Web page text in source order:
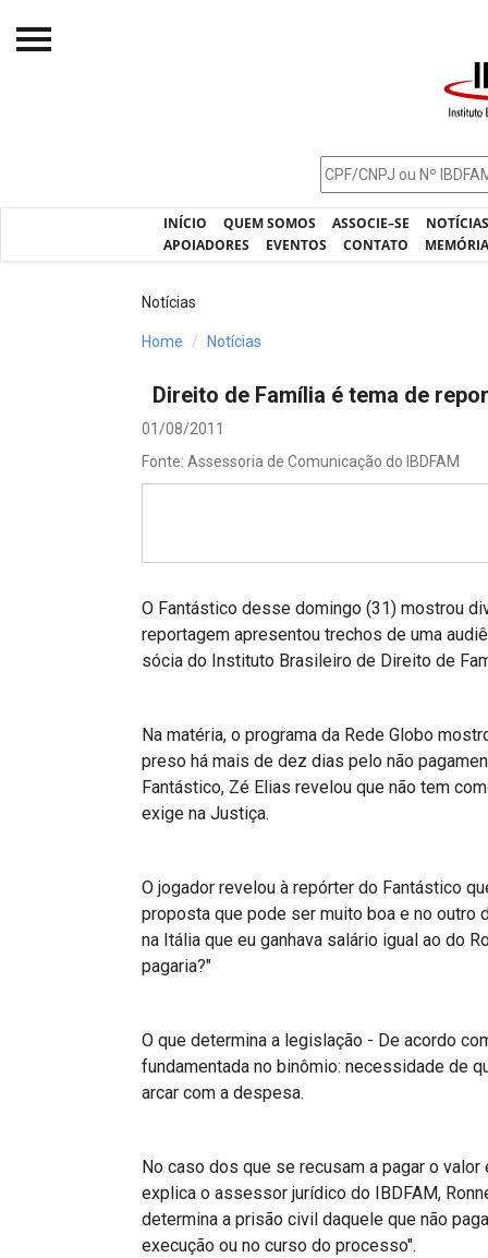
INÍCIO QUEM SOMOS ASSOCIE–SE
APOIADORES
EVENTOS CONTATO
Processos - IBDFAM
Alienação Parental
Encontre um Escritório
IBDFAM Educacional
Notícias
Home Notícias
Direito de Família é tema de
01/08/2011
Fonte: Assessoria de Comunicação do IBDFAM
O Fantástico desse domingo (31) mostrou
reportagem apresentou trechos de uma
sócia do Instituto Brasileiro de Direito de
Na matéria, o programa da Rede Globo
preso há mais de dez dias pelo não
Fantástico, Zé Elias revelou que não tem
exige na Justiça.
O jogador revelou à repórter do Fantástico
proposta que pode ser muito boa e no outro
na Itália que eu ganhava salário igual ao do
pagaria?"
O que determina a legislação - De acordo
fundamentada no binômio: necessidade de
arcar com a despesa.
No caso dos que se recusam a pagar o
explica o assessor jurídico do IBDFAM,
determina a prisão civil daquele que não
execução ou no curso do processo".